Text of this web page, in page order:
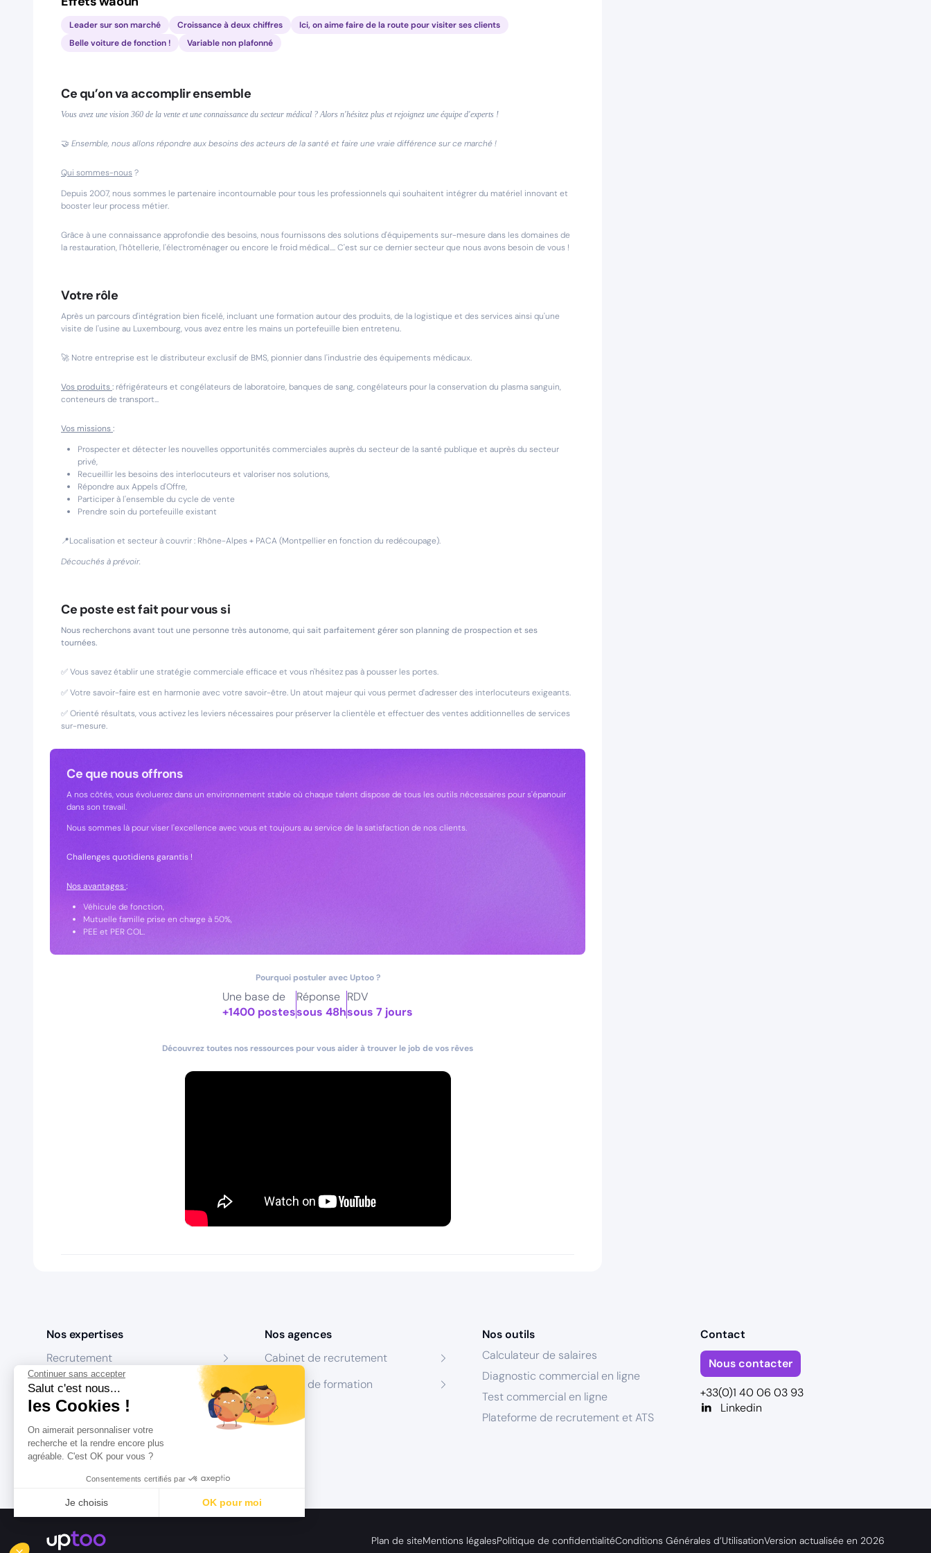
Continuer sans accepter
Salut c'est nous...
les Cookies !
On aimerait personnaliser votre
recherche et la rendre encore plus
agréable. C'est OK pour vous ?
Consentements certifiés par
Je choisis OK pour moi
Notre plateforme vous permet d'adapter et de gérer vos paramètres de confidentialité, en garantissant la conformité avec les réglementations. Personnalisez vos préférences pour
Leader sur son marché Croissance à deux chiffres
Ici, on aime faire de la route pour visiter ses clients
Belle voiture de fonction !
Variable non plafonné
Ce qu’on va accomplir ensemble
Vous avez une vision 360 de la vente et une connaissance du secteur médical ? Alors n'hésitez plus et rejoignez une équipe d'experts !
🤝Ensemble, nous allons répondre aux besoins des acteurs de la santé et faire une vraie différence sur ce marché !
Qui sommes-nous?
Depuis 2007, nous sommes le partenaire incontournable pour tous les professionnels qui souhaitent intégrer du matériel innovant et
booster leur process métier.
Grâce à une connaissance approfondie des besoins, nous fournissons des solutions d'équipements sur-mesure dans les domaines de
la restauration, l'hôtellerie, l'électroménager ou encore le froid médical.... C'est sur ce dernier secteur que nous avons besoin de vous !
Votre rôle
Après un parcours d'intégration bien ficelé, incluant une formation autour des produits, de la logistique et des services ainsi qu'une
visite de l'usine au Luxembourg, vous avez entre les mains un portefeuille bien entretenu.
🚀 Notre entreprise est le distributeur exclusif de BMS, pionnier dans l'industrie des équipements médicaux.
Vos produits: réfrigérateurs et congélateurs de laboratoire, banques de sang, congélateurs pour la conservation du plasma sanguin,
conteneurs de transport...
Vos missions:
Prospecter et détecter les nouvelles opportunités commerciales auprès du secteur de la santé publique et auprès du secteur
privé,
Recueillir les besoins des interlocuteurs et valoriser nos solutions,
Répondre aux Appels d'Offre,
Participer à l'ensemble du cycle de vente
Prendre soin du portefeuille existant
📍Localisation et secteur à couvrir : Rhône-Alpes + PACA (Montpellier en fonction du redécoupage).
Découchés à prévoir.
Ce poste est fait pour vous si
Nous recherchons avant tout une personne très autonome, qui sait parfaitement gérer son planning de prospection et ses
tournées.
✅ Vous savez établir une stratégie commerciale efficace et vous n'hésitez pas à pousser les portes.
✅ Votre savoir-faire est en harmonie avec votre savoir-être. Un atout majeur qui vous permet d'adresser des interlocuteurs exigeants.
✅ Orienté résultats, vous activez les leviers nécessaires pour préserver la clientèle et effectuer des ventes additionnelles de services
sur-mesure.
Ce que nous offrons
A nos côtés, vous évoluerez dans un environnement stable où chaque talent dispose de tous les outils nécessaires pour s'épanouir
dans son travail.
Nous sommes là pour viser l'excellence avec vous et toujours au service de la satisfaction de nos clients.
Challenges quotidiens garantis !
Nos avantages:
Véhicule de fonction,
Mutuelle famille prise en charge à 50%,
PEE et PER COL.
Pourquoi postuler avec Uptoo ?
Une base de
+1400 postes
Réponse
sous 48h
RDV
sous 7 jours
Découvrez toutes nos ressources pour vous aider à trouver le job de vos rêves
Nos expertises
Recrutement
Formation
Coaching
Conseil
Nos agences
Cabinet de recrutement
Centres de formation
Nos outils
Calculateur de salaires
Diagnostic commercial en ligne
Test commercial en ligne
Plateforme de recrutement et ATS
Contact
Nous contacter
+33(0)1 40 06 03 93
Linkedin
Plan de siteMentions légalesPolitique de confidentialitéConditions Générales d’UtilisationVersion actualisée en 2026